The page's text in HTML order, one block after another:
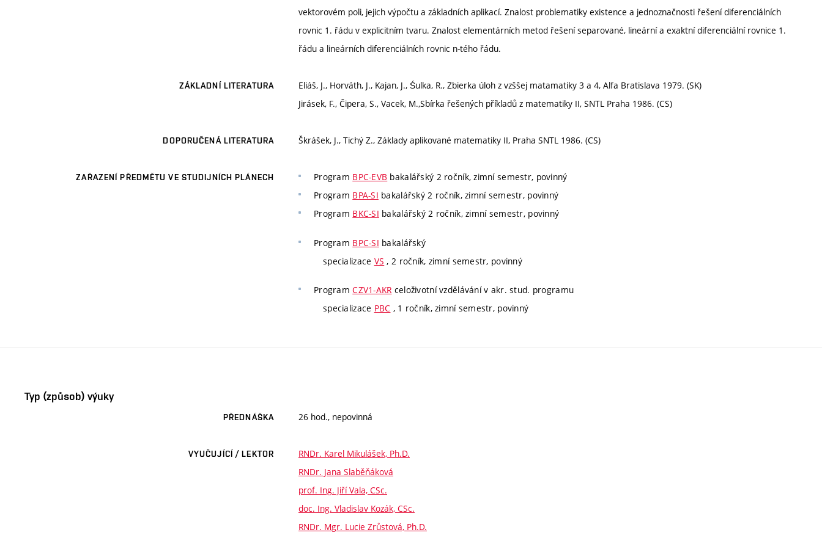
vektorovém poli, jejich výpočtu a základních aplikací. Znalost problematiky existence a jednoznačnosti řešení diferenciálních
rovnic 1. řádu v explicitním tvaru. Znalost elementárních metod řešení separované, lineární a exaktní diferenciální rovnice 1.
řádu a lineárních diferenciálních rovnic n-tého řádu.
ZÁKLADNÍ LITERATURA
Eliáš, J., Horváth, J., Kajan, J., Śulka, R., Zbierka úloh z vzššej matamatiky 3 a 4, Alfa Bratislava 1979. (SK)
Jirásek, F., Čipera, S., Vacek, M.,Sbírka řešených příkladů z matematiky II, SNTL Praha 1986. (CS)
DOPORUČENÁ LITERATURA Škrášek, J., Tichý Z., Základy aplikované matematiky II, Praha SNTL 1986. (CS)
ZAŘAZENÍ PŘEDMĚTU VE STUDIJNÍCH PLÁNECH Program BPC-EVB bakalářský 2 ročník, zimní semestr, povinný
Program BPA-SI bakalářský 2 ročník, zimní semestr, povinný
Program BKC-SI bakalářský 2 ročník, zimní semestr, povinný
Program BPC-SI bakalářský
specializace VS , 2 ročník, zimní semestr, povinný
ProgramCZV1-AKR celoživotní vzdělávání v akr. stud. programu
specializace PBC , 1 ročník, zimní semestr, povinný
Typ (způsob) výuky
PŘEDNÁŠKA 26 hod., nepovinná
VYUČUJÍCÍ / LEKTOR
RNDr. Karel Mikulášek, Ph.D.
RNDr. Jana Slaběňáková
prof. Ing. Jiří Vala, CSc.
doc. Ing. Vladislav Kozák, CSc.
RNDr. Mgr. Lucie Zrůstová, Ph.D.